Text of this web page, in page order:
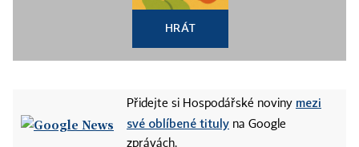
HRÁT
Přidejte si Hospodářské noviny mezi
své oblíbené tituly na Google
zprávách.